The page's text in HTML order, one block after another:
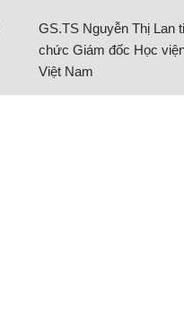
GS.TS Nguyễn Thị Lan
chức Giám đốc Học
Việt Nam